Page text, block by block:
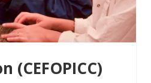
(CEFOPICC)